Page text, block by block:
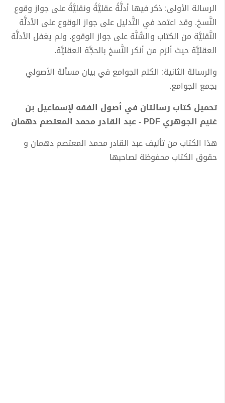
الرسالة الأولى: ذكر فيها أدلَّةً عقليَّةً ونقليَّةً على جواز وقوع
النَّسخ. وقد اعتمد في التَّدليل على جواز الوقوع على الأدلَّة
النَّقليَّة من الكتاب والسُّنَّة على جواز الوقوع. ولم يغفل الأدلَّة
العقليَّة حيث ألزم من أنكر النَّسخ بالحجَّة العقليَّة.
والرسالة الثانية: الكلم الجوامع في بيان مسألة الأصولي
بجمع الجوامع.
تحميل كتاب رسالتان في أصول الفقه لإسماعيل بن
غنيم الجوهري PDF - عبد القادر محمد المعتصم دهمان
هذا الكتاب من تأليف عبد القادر محمد المعتصم دهمان و
حقوق الكتاب محفوظة لصاحبها